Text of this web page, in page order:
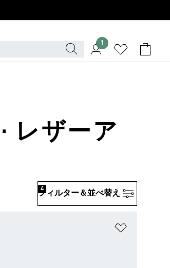
1
レザーア
フィルター＆並べ替え
4